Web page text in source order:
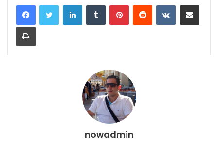
LinkedInTumblr PinterestReddit VKontakteShare via Email
Print
nowadmin